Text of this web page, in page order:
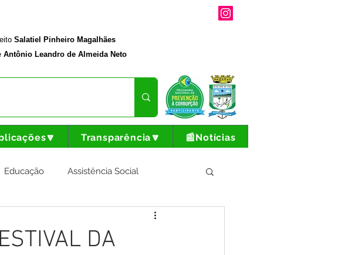
Salatiel Pinheiro Magalhães
Antônio Leandro de Almeida Neto
Transparência🔽 📰Notícias
Educação Assistência Social
DA